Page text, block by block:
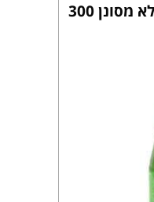
סאקה ג'ונמאי ג'ינגו לא מסונן 300